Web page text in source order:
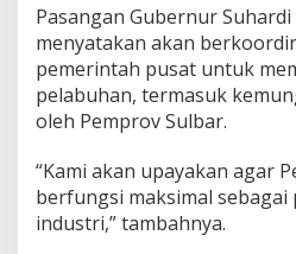
P
B
D
D
a
e
a
h
Pasangan Gubernur
menyatakan akan
pemerintah pusat untuk
pelabuhan, termasuk
oleh Pemprov Sulbar.
“Kami akan upayakan agar
berfungsi maksimal
industri,” tambahnya.